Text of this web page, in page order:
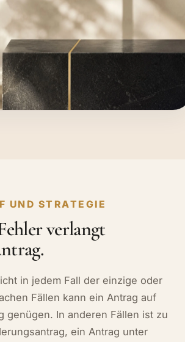
UND STRATEGIE
verlangt
in jedem Fall der einzige oder
Fällen kann ein Antrag auf
genügen. In anderen Fällen ist zu
ein Antrag unter